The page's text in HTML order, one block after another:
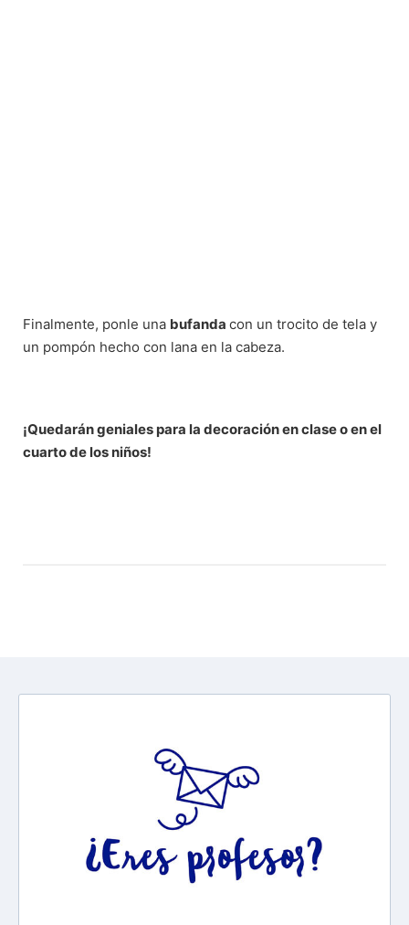
Finalmente, ponle una bufanda con un trocito de tela y
un pompón hecho con lana en la cabeza.
¡Quedarán geniales para la decoración en clase o en el
cuarto de los niños!